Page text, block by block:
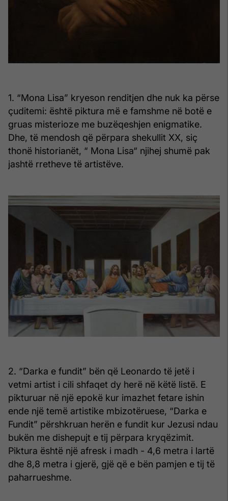
1. “Mona Lisa” kryeson renditjen dhe nuk ka përse
çuditemi: është piktura më e famshme në botë e
gruas misterioze me buzëqeshjen enigmatike.
Dhe, të mendosh që përpara shekullit XX, siç
thonë historianët, “ Mona Lisa“ njihej shumë pak
jashtë rretheve të artistëve.
2. “Darka e fundit” bën që Leonardo të jetë i
vetmi artist i cili shfaqet dy herë në këtë listë. E
pikturuar në një epokë kur imazhet fetare ishin
ende një temë artistike mbizotëruese, “Darka e
Fundit” përshkruan herën e fundit kur Jezusi ndau
bukën me dishepujt e tij përpara kryqëzimit.
Piktura është një afresk i madh - 4,6 metra i lartë
dhe 8,8 metra i gjerë, gjë që e bën pamjen e tij të
paharrueshme.